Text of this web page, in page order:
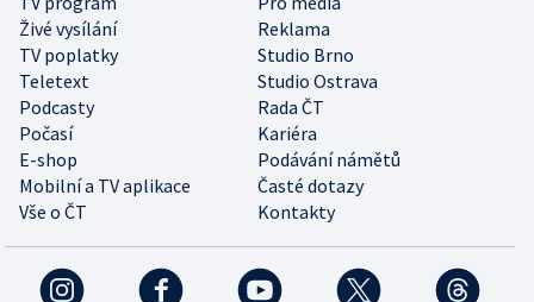
Živé vysílání
Reklama
TV poplatky
Studio Brno
Teletext
Studio Ostrava
Podcasty
Rada ČT
Počasí
Kariéra
E-shop
Podávání námětů
Mobilní a TV aplikace
Časté dotazy
Vše o ČT
Kontakty